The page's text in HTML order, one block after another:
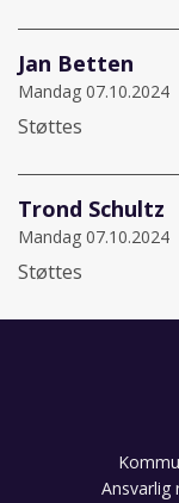
Jan Betten
Mandag 07.10.2024
Støttes
Trond Schultz
Mandag 07.10.2024
Støttes
Ansvarlig